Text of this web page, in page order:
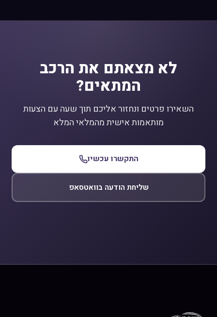
לא מצאתם את הרכב
המתאים?
השאירו פרטים ונחזור אליכם תוך שעה עם הצעות
מותאמות אישית מהמלאי המלא
התקשרו עכשיו
שליחת הודעה בוואטסאפ